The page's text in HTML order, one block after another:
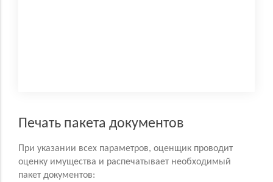
Печать пакета документов
При указании всех параметров, оценщик проводит
оценку имущества и распечатывает необходимый
пакет документов: